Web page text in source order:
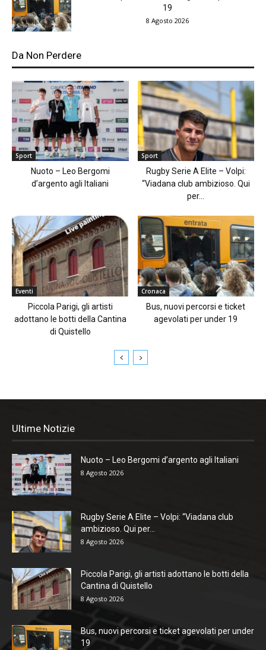
19
8 Agosto 2026
Da Non Perdere
Sport
Nuoto – Leo Bergomi
d’argento agli Italiani
Sport
Rugby Serie A Elite – Volpi:
“Viadana club ambizioso. Qui
per...
Eventi
Piccola Parigi, gli artisti
adottano le botti della Cantina
di Quistello
Cronaca
Bus, nuovi percorsi e ticket
agevolati per under 19
Ultime Notizie
Nuoto – Leo Bergomi d’argento agli Italiani
8 Agosto 2026
Rugby Serie A Elite – Volpi: “Viadana club
ambizioso. Qui per...
8 Agosto 2026
Piccola Parigi, gli artisti adottano le botti della
Cantina di Quistello
8 Agosto 2026
Bus, nuovi percorsi e ticket agevolati per under
19